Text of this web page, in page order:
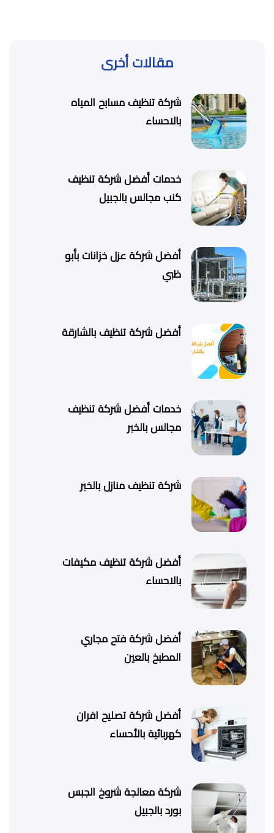
مقالات أخرى
شركة تنظيف مسابح المياه
بالاحساء
خدمات أفضل شركة تنظيف
كنب مجالس بالجبيل
أفضل شركة عزل خزانات بأبو
ظبي
أفضل شركة تنظيف بالشارقة
خدمات أفضل شركة تنظيف
مجالس بالخبر
شركة تنظيف منازل بالخبر
أفضل شركة تنظيف مكيفات
بالاحساء
أفضل شركة فتح مجاري
المطبخ بالعين
أفضل شركة تصليح افران
كهربائية بالأحساء
شركة معالجة شروخ الجبس
بورد بالجبيل